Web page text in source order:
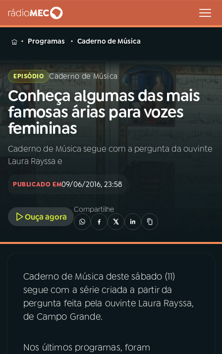
MENU
Buscar
na
Rádio
MEC
Buscar
Início AO VIVO
INÍCIO
A RÁDIO
03PROGRAMAÇÃO
04PROGRAMAS
PODCASTS
06VIDEOCASTS
Programas Caderno de Música
EPISÓDIO Caderno de Música
Conheça algumas das mais
famosas árias para vozes
femininas
Caderno de Música segue com a pergunta da ouvinte
Laura Rayssa e
PUBLICADO EM09/06/2016, 23:58
Ouça agora
Compartilhe
Caderno de Música deste sábado (11)
segue com a série criada a partir da
pergunta feita pela ouvinte Laura Rayssa,
de Campo Grande.
Nos últimos programas, foram